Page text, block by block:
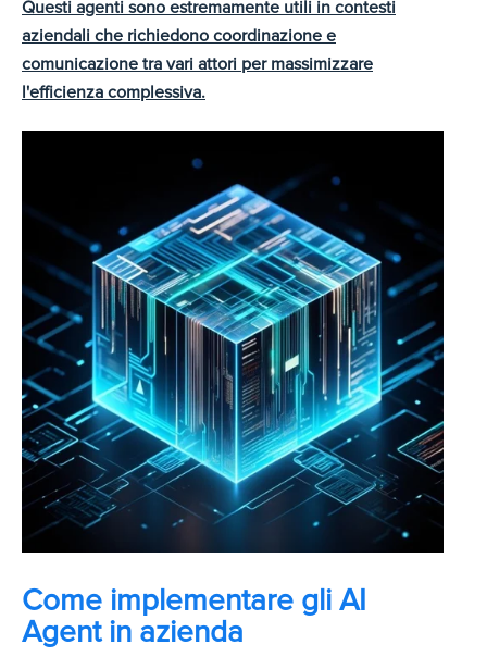
Questi agenti sono estremamente utili in contesti
aziendali che richiedono coordinazione e
comunicazione tra vari attori per massimizzare
l'efficienza complessiva.
Come implementare gli AI
Agent in azienda